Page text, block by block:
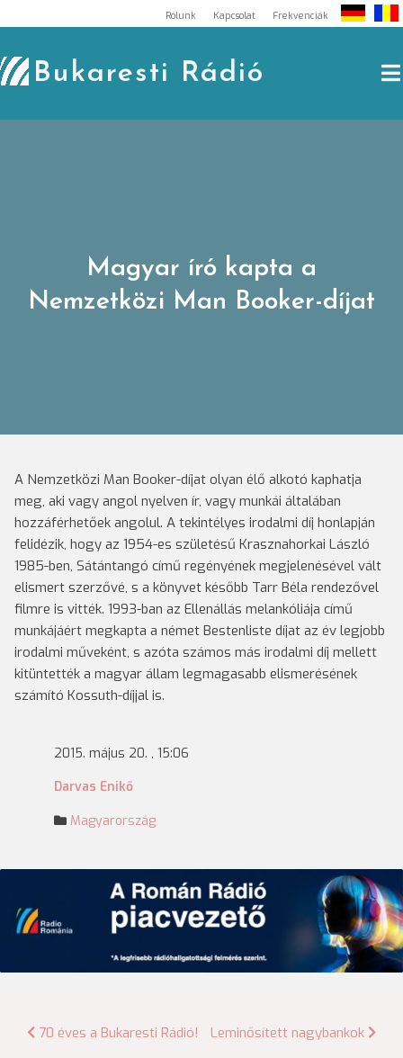
to
content
Rólunk Kapcsolat Frekvenciák
Bukaresti Rádió
Magyar író kapta a
Nemzetközi Man Booker-díjat
A Nemzetközi Man Booker-díjat olyan élő alkotó kaphatja
meg, aki vagy angol nyelven ír, vagy munkái általában
hozzáférhetőek angolul. A tekintélyes irodalmi díj honlapján
felidézik, hogy az 1954-es születésű Krasznahorkai László
1985-ben, Sátántangó című regényének megjelenésével vált
elismert szerzővé, s a könyvet később Tarr Béla rendezővel
filmre is vitték. 1993-ban az Ellenállás melankóliája című
munkájáért megkapta a német Bestenliste díjat az év legjobb
irodalmi műveként, s azóta számos más irodalmi díj mellett
kitüntették a magyar állam legmagasabb elismerésének
számító Kossuth-díjjal is.
2015. május 20. , 15:06
Darvas Enikő
Magyarország
Bejegyzés
70 éves a Bukaresti Rádió! Leminősített nagybankok